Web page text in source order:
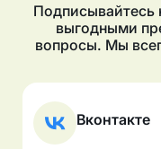
Подписывайтесь
выгодными
вопросы. Мы
Вконтакте